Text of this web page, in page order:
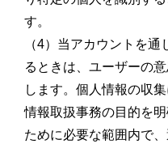
す。
（4）当アカウントを
るときは、ユーザーの
します。個人情報の収
情報取扱事務の目的を
ために必要な範囲内で